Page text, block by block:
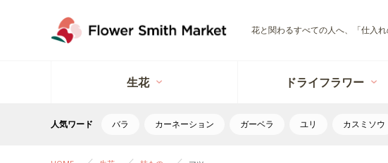
花と関わるすべての人へ、「仕入れ
生花 ドライフラワー
人気ワード バラ カーネーション ガーベラ ユリ カスミソウ